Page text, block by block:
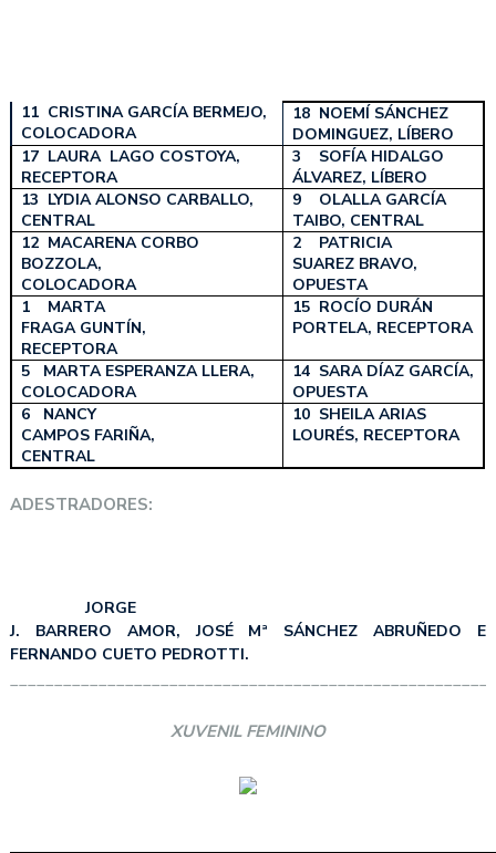
11 CRISTINA GARCÍA BERMEJO,
COLOCADORA
18 NOEMÍ SÁNCHEZ
DOMINGUEZ, LÍBERO
17 LAURA LAGO COSTOYA,
RECEPTORA
3 SOFÍA HIDALGO
ÁLVAREZ, LÍBERO
13 LYDIA ALONSO CARBALLO,
CENTRAL
9 OLALLA GARCÍA
TAIBO, CENTRAL
12 MACARENA CORBO
BOZZOLA,
COLOCADORA
2 PATRICIA
SUAREZ BRAVO,
OPUESTA
1 MARTA
FRAGA GUNTÍN,
RECEPTORA
15 ROCÍO DURÁN
PORTELA, RECEPTORA
5 MARTA ESPERANZA LLERA,
COLOCADORA
14 SARA DÍAZ GARCÍA,
OPUESTA
6 NANCY
CAMPOS FARIÑA,
CENTRAL
10 SHEILA ARIAS
LOURÉS, RECEPTORA
ADESTRADORES:
JORGE
J. BARRERO AMOR, JOSÉ Mª SÁNCHEZ ABRUÑEDO E
FERNANDO CUETO PEDROTTI.
XUVENIL FEMININO